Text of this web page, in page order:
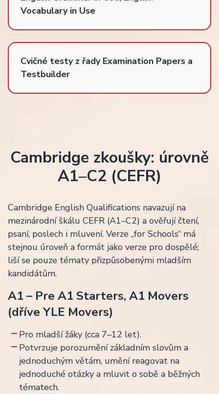
Vocabulary in Use
Cvičné testy z řady Examination Papers a
Testbuilder
Cambridge zkoušky: úrovně
A1–C2 (CEFR)
Cambridge English Qualifications navazují na
mezinárodní škálu CEFR (A1–C2) a ověřují čtení,
psaní, poslech i mluvení. Verze „for Schools“ má
stejnou úroveň a formát jako verze pro dospělé;
liší se pouze tématy přizpůsobenými mladším
kandidátům.
A1 – Pre A1 Starters, A1 Movers
(dříve YLE Movers)
Pro mladší žáky (cca 7–12 let).
Potvrzuje porozumění základním slovům a
jednoduchým větám, umění reagovat na
jednoduché otázky a mluvit o sobě a běžných
tématech.